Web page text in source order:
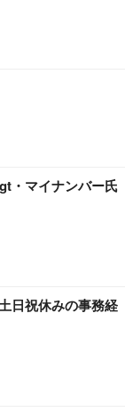
・マイナンバー氏
日祝休みの事務経